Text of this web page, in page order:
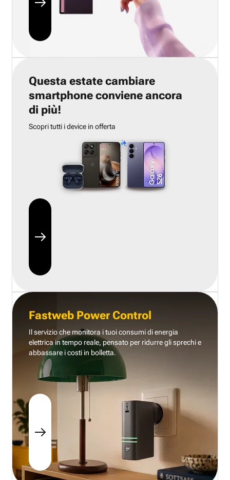
Questa estate cambiare
smartphone conviene ancora
di più!
Scopri tutti i device in offerta
Fastweb Power Control
Il servizio che monitora i tuoi consumi di energia
elettrica in tempo reale, pensato per ridurre gli sprechi e
abbassare i costi in bolletta.